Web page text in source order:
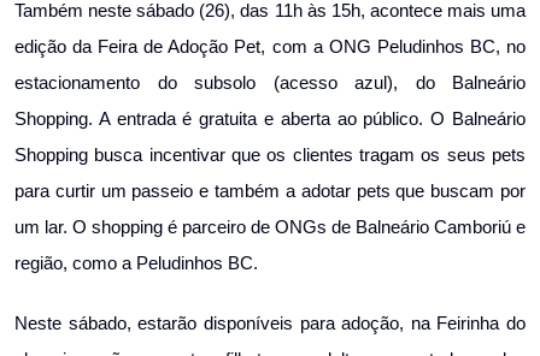
Também neste sábado (26), das 11h às 15h, acontece mais uma
edição da Feira de Adoção Pet, com a ONG Peludinhos BC, no
estacionamento do subsolo (acesso azul), do Balneário
Shopping. A entrada é gratuita e aberta ao público. O Balneário
Shopping busca incentivar que os clientes tragam os seus pets
para curtir um passeio e também a adotar pets que buscam por
um lar. O shopping é parceiro de ONGs de Balneário Camboriú e
região, como a Peludinhos BC.
Neste sábado, estarão disponíveis para adoção, na Feirinha do